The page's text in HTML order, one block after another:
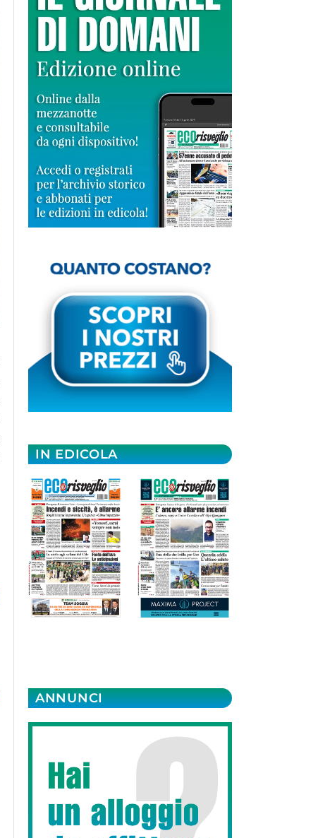
IN EDICOLA
ANNUNCI